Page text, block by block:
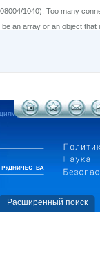
1040): Too many
an array or an object that
Расширенный поиск